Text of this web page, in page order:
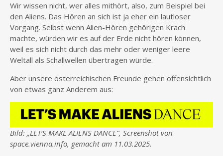
Wir wissen nicht, wer alles mithört, also, zum Beispiel bei
den Aliens. Das Hören an sich ist ja eher ein lautloser
Vorgang. Selbst wenn Alien-Hören gehörigen Krach
machte, würden wir es auf der Erde nicht hören können,
weil es sich nicht durch das mehr oder weniger leere
Weltall als Schallwellen übertragen würde.
Aber unsere österreichischen Freunde gehen offensichtlich
von etwas ganz Anderem aus:
Bild: „LET’S MAKE ALIENS DANCE“, Screenshot von
space.vienna.info, gemacht am 11.03.2025.